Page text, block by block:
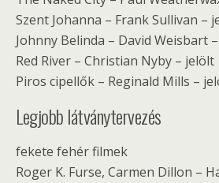
Szent Johanna – Frank Sullivan –
Johnny Belinda – David Weisbart
Red River – Christian Nyby – jelölt
Piros cipellők – Reginald Mills –
Legjobb látványtervezés
fekete fehér filmek
Roger K. Furse, Carmen Dillon –